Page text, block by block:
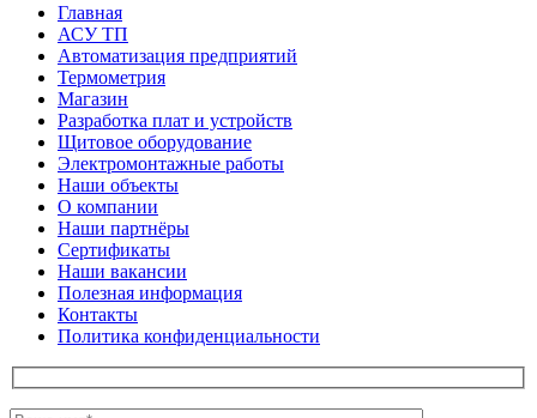
Главная
АСУ ТП
Автоматизация предприятий
Термометрия
Магазин
Разработка плат и устройств
Щитовое оборудование
Электромонтажные работы
Наши объекты
О компании
Наши партнёры
Сертификаты
Наши вакансии
Полезная информация
Контакты
Политика конфиденциальности